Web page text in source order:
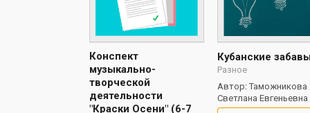
Конспект
музыкально-
творческой
деятельности
"Краски Осени" (6-7
Кубанские
Разное
Автор: Таможникова
Светлана Евгеньевна